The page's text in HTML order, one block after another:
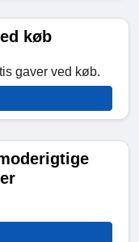
køb
gaver ved køb.